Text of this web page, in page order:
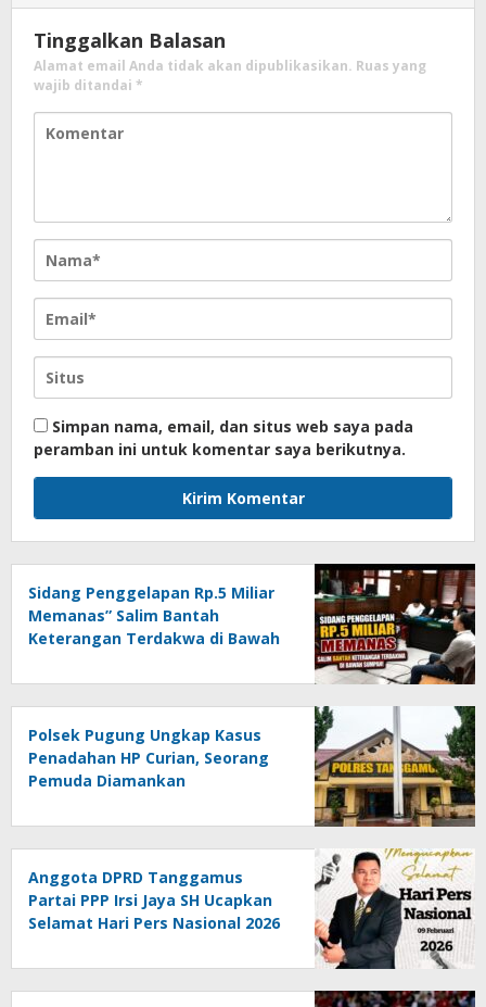
Tinggalkan Balasan
Alamat email Anda tidak akan dipublikasikan. Ruas yang
wajib ditandai *
Simpan nama, email, dan situs web saya pada
peramban ini untuk komentar saya berikutnya.
Sidang Penggelapan Rp.5 Miliar
Memanas” Salim Bantah
Keterangan Terdakwa di Bawah
Polsek Pugung Ungkap Kasus
Penadahan HP Curian, Seorang
Pemuda Diamankan
Anggota DPRD Tanggamus
Partai PPP Irsi Jaya SH Ucapkan
Selamat Hari Pers Nasional 2026